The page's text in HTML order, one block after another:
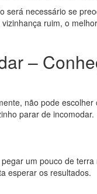
será necessário se
ruim, o melhor
–
não pode escolher
parar de incomodar.
um pouco de terra
esperar os resultados.